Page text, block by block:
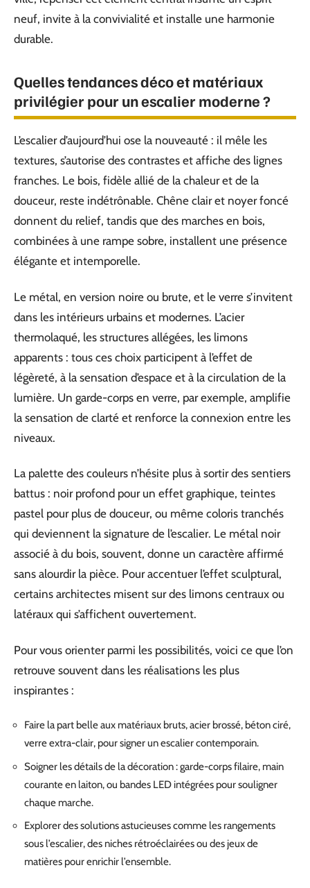
neuf, invite à la convivialité et installe une harmonie
durable.
Quelles tendances déco et matériaux
privilégier pour un escalier moderne ?
L’escalier d’aujourd’hui ose la nouveauté : il mêle les
textures, s’autorise des contrastes et affiche des lignes
franches. Le bois, fidèle allié de la chaleur et de la
douceur, reste indétrônable. Chêne clair et noyer foncé
donnent du relief, tandis que des marches en bois,
combinées à une rampe sobre, installent une présence
élégante et intemporelle.
Le métal, en version noire ou brute, et le verre s’invitent
dans les intérieurs urbains et modernes. L’acier
thermolaqué, les structures allégées, les limons
apparents : tous ces choix participent à l’effet de
légèreté, à la sensation d’espace et à la circulation de la
lumière. Un garde-corps en verre, par exemple, amplifie
la sensation de clarté et renforce la connexion entre les
niveaux.
La palette des couleurs n’hésite plus à sortir des sentiers
battus : noir profond pour un effet graphique, teintes
pastel pour plus de douceur, ou même coloris tranchés
qui deviennent la signature de l’escalier. Le métal noir
associé à du bois, souvent, donne un caractère affirmé
sans alourdir la pièce. Pour accentuer l’effet sculptural,
certains architectes misent sur des limons centraux ou
latéraux qui s’affichent ouvertement.
Pour vous orienter parmi les possibilités, voici ce que l’on
retrouve souvent dans les réalisations les plus
inspirantes :
Faire la part belle aux matériaux bruts, acier brossé, béton ciré,
verre extra-clair, pour signer un escalier contemporain.
Soigner les détails de la décoration : garde-corps filaire, main
courante en laiton, ou bandes LED intégrées pour souligner
chaque marche.
Explorer des solutions astucieuses comme les rangements
sous l’escalier, des niches rétroéclairées ou des jeux de
matières pour enrichir l’ensemble.